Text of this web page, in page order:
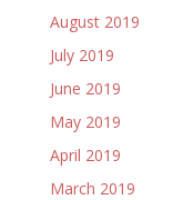
August 2019
July 2019
June 2019
May 2019
April 2019
March 2019